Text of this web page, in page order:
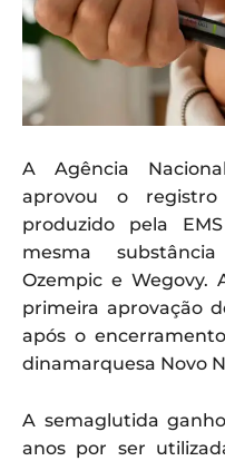
A Agência
aprovou o
produzido pela
mesma
Ozempic e Wegovy.
primeira aprovação
após o
dinamarquesa Novo
A semaglutida
anos por ser